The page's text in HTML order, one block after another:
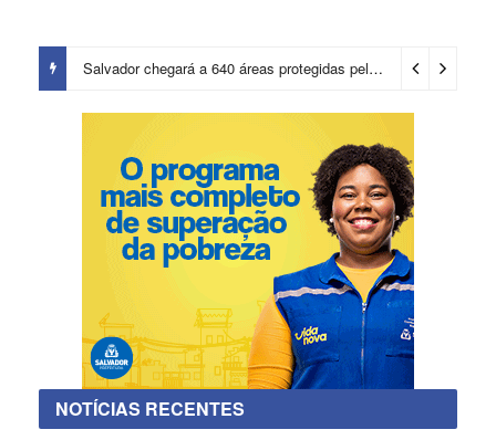
Salvador chegará a 640 áreas protegidas pela Prefeitura com investimentos em contenções de encostas e prevenção de riscos
NOTÍCIAS RECENTES